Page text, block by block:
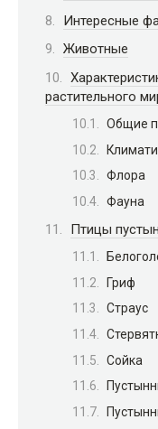
Интересные
Животные
растительного
Общие
Флора
Фауна
Птицы
Гриф
Страус
Сойка